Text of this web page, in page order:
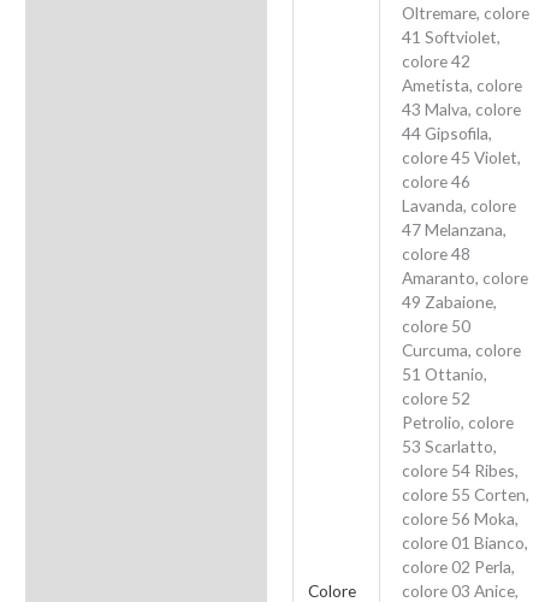
Colore
Oltremare, colore
41 Softviolet,
colore 42
Ametista, colore
43 Malva, colore
44 Gipsofila,
colore 45 Violet,
colore 46
Lavanda, colore
47 Melanzana,
colore 48
Amaranto, colore
49 Zabaione,
colore 50
Curcuma, colore
51 Ottanio,
colore 52
Petrolio, colore
53 Scarlatto,
colore 54 Ribes,
colore 55 Corten,
colore 56 Moka,
colore 01 Bianco,
colore 02 Perla,
colore 03 Anice,